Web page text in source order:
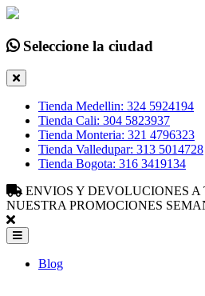
Seleccione la ciudad
Tienda Medellin: 324 5924194
Tienda Cali: 304 5823937
Tienda Monteria: 321 4796323
Tienda Valledupar: 313 5014728
Tienda Bogota: 316 3419134
ENVIOS Y DEVOLUCIONES A
NUESTRA PROMOCIONES
Blog